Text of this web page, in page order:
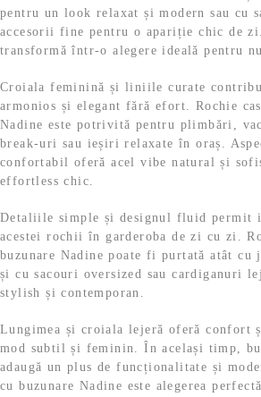
pentru un look relaxat și modern sau cu
accesorii fine pentru o apariție chic de
transformă într-o alegere ideală pentru
Croiala feminină și liniile curate
armonios și elegant fără efort. Rochie
Nadine este potrivită pentru plimbări,
break-uri sau ieșiri relaxate în oraș.
confortabil oferă acel vibe natural și
effortless chic.
Detaliile simple și designul fluid permit
acestei rochii în garderoba de zi cu zi.
buzunare Nadine poate fi purtată atât cu
și cu sacouri oversized sau cardiganuri
stylish și contemporan.
Lungimea și croiala lejeră oferă confort
mod subtil și feminin. În același timp,
adaugă un plus de funcționalitate și
cu buzunare Nadine este alegerea